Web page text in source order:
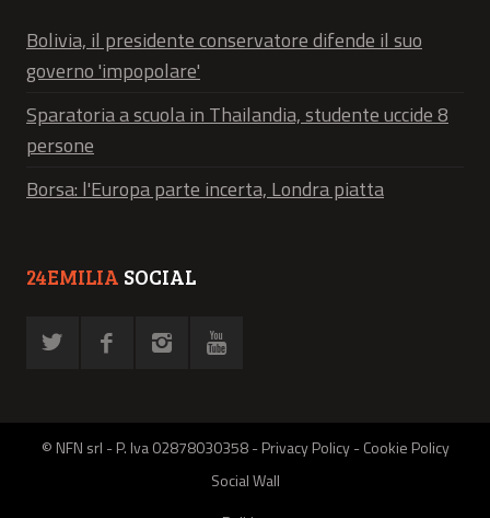
Bolivia, il presidente conservatore difende il suo
governo 'impopolare'
Sparatoria a scuola in Thailandia, studente uccide 8
persone
Borsa: l'Europa parte incerta, Londra piatta
24EMILIA SOCIAL
© NFN srl - P. Iva 02878030358 -Privacy Policy-Cookie Policy
Social Wall